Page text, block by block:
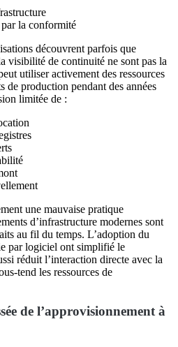
la conformité
découvrent parfois que
visibilité de continuité ne sont pas la
utiliser activement des ressources
de production pendant des années
limitée de :
une mauvaise pratique
d’infrastructure modernes sont
au fil du temps. L’adoption du
par logiciel ont simplifié le
réduit l’interaction directe avec la
tend les ressources de
de l’approvisionnement à